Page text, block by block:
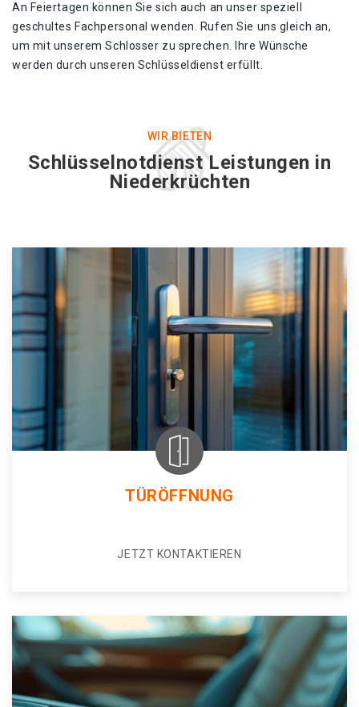
An Feiertagen können Sie sich auch an unser speziell
geschultes Fachpersonal wenden. Rufen Sie uns gleich an,
um mit unserem Schlosser zu sprechen. Ihre Wünsche
werden durch unseren Schlüsseldienst erfüllt.
WIR BIETEN
Schlüsselnotdienst Leistungen in
Niederkrüchten
TÜRÖFFNUNG
JETZT KONTAKTIEREN